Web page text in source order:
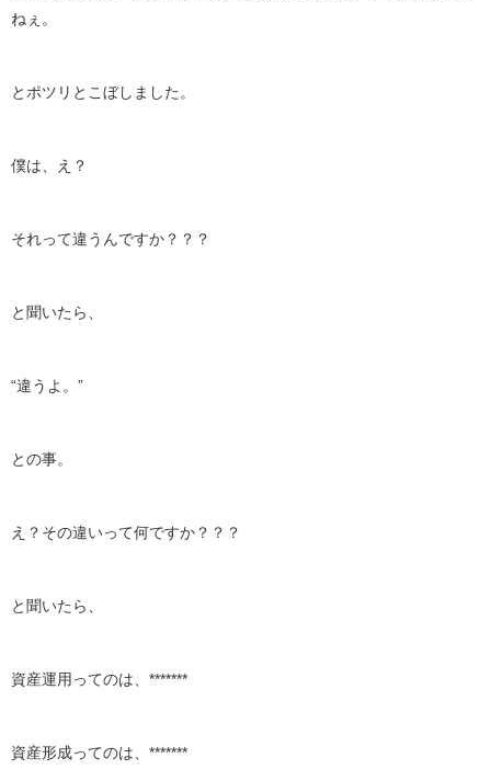
ねぇ。
とポツリとこぼしました。
僕は、え？
それって違うんですか？？？
と聞いたら、
“違うよ。”
との事。
え？その違いって何ですか？？？
と聞いたら、
資産運用ってのは、*******
資産形成ってのは、*******